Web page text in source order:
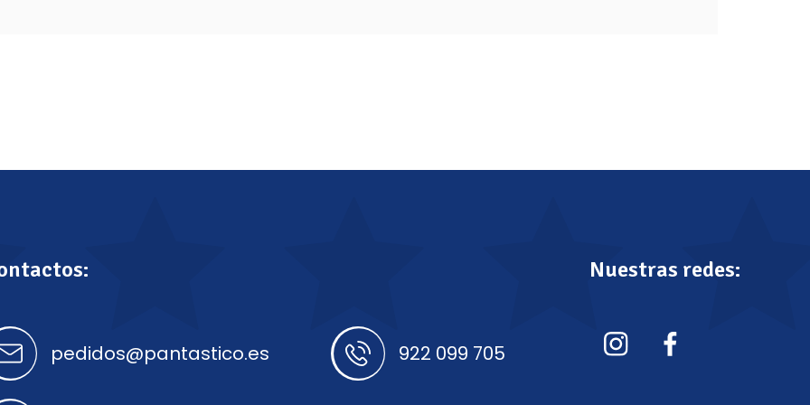
pedidos@pantastico.es 922 099 705
Nuestras redes: